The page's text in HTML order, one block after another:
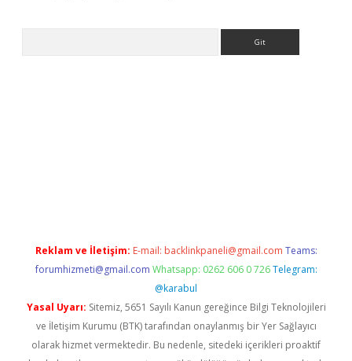
Reklam ve İletişim: E-mail: backlinkpaneli@gmail.com Teams:
forumhizmeti@gmail.com Whatsapp: 0262 606 0 726 Telegram:
@karabul
Yasal Uyarı: Sitemiz, 5651 Sayılı Kanun gereğince Bilgi Teknolojileri
ve İletişim Kurumu (BTK) tarafından onaylanmış bir Yer Sağlayıcı
olarak hizmet vermektedir. Bu nedenle, sitedeki içerikleri proaktif